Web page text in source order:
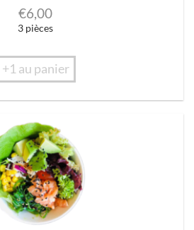
€6,00
3 pièces
+1 au panier